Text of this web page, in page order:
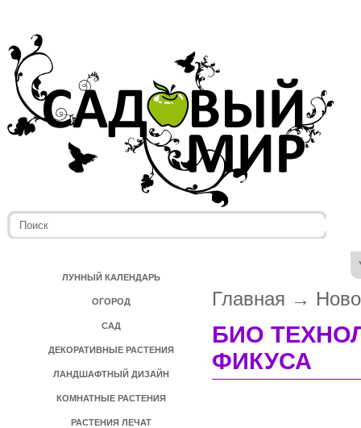
ЛУННЫЙ КАЛЕНДАРЬ
ОГОРОД
САД
ДЕКОРАТИВНЫЕ РАСТЕНИЯ
ЛАНДШАФТНЫЙ ДИЗАЙН
КОМНАТНЫЕ РАСТЕНИЯ
РАСТЕНИЯ ЛЕЧАТ
Главная →
БИО
ФИКУСА